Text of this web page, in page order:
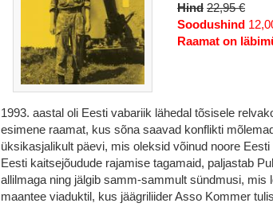
Hind 22,95 €
Soodushind
Raamat on
1993. aastal oli Eesti vabariik lähedal tõsisele
esimene raamat, kus sõna saavad konflikti
üksikasjalikult päevi, mis oleksid võinud noore
Eesti kaitsejõudude rajamise tagamaid, paljastab
allilmaga ning jälgib samm-sammult sündmusi, mis
maantee viaduktil, kus jäägriliider Asso Kommer